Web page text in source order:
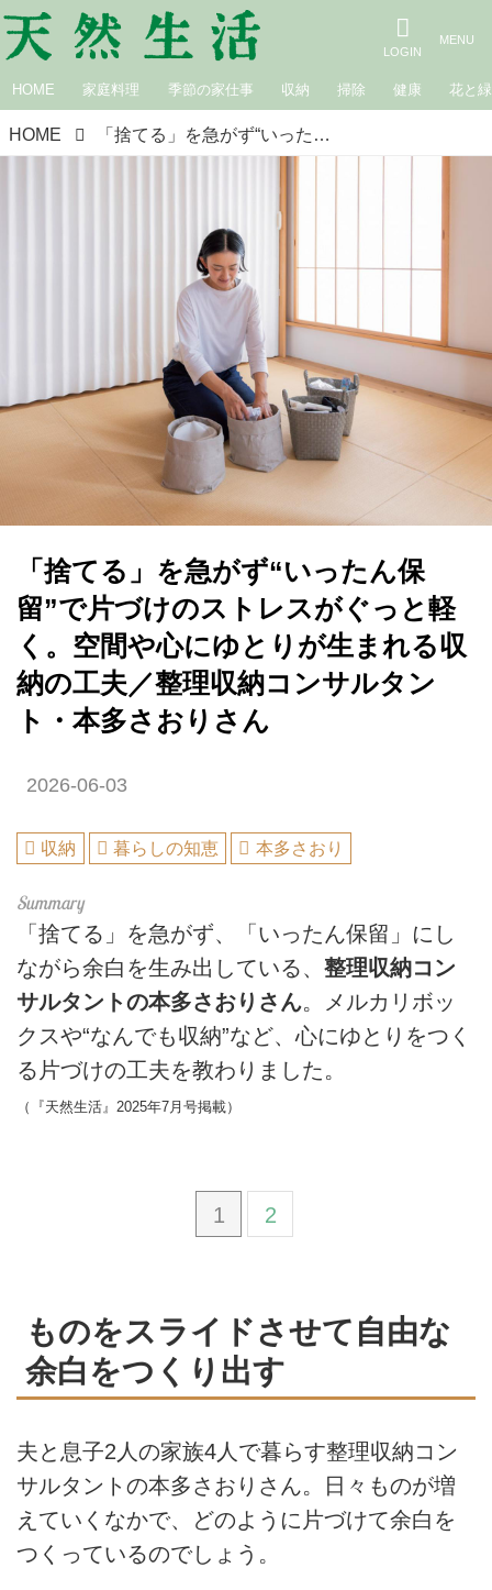
HOME 家庭料理 季節の家仕事 収納 掃除 健康 花と緑
HOME 「捨てる」を急がず“いったん保留”で片づけのストレスがぐっと軽く。空間や心にゆとりが生まれる収納の工夫／整理収納コンサルタント・本多さおりさん
「捨てる」を急がず“いったん保
留”で片づけのストレスがぐっと軽
く。空間や心にゆとりが生まれる収
納の工夫／整理収納コンサルタン
ト・本多さおりさん
2026-06-03
収納 暮らしの知恵 本多さおり
「捨てる」を急がず、「いったん保留」にし
ながら余白を生み出している、 整理収納コン
サルタントの本多さおりさん。メルカリボッ
クスや“なんでも収納”など、心にゆとりをつく
る片づけの工夫を教わりました。
（『天然生活』2025年7月号掲載）
1 2
ものをスライドさせて自由な
余白をつくり出す
夫と息子2人の家族4人で暮らす整理収納コン
サルタントの本多さおりさん。日々ものが増
えていくなかで、どのように片づけて余白を
つくっているのでしょう。